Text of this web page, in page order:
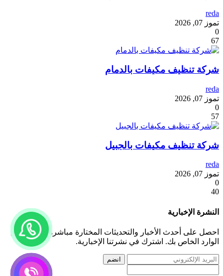
reda
تموز 07, 2026
0
67
شركة تنظيف مكيفات بالدمام
reda
تموز 07, 2026
0
57
شركة تنظيف مكيفات بالجبيل
reda
تموز 07, 2026
0
40
النشرة الإخبارية
احصل على أحدث الأخبار والتحديثات المختارة مباشرة إلى صندوق
الوارد الخاص بك. اشترك في نشرتنا الإخبارية.
انضم